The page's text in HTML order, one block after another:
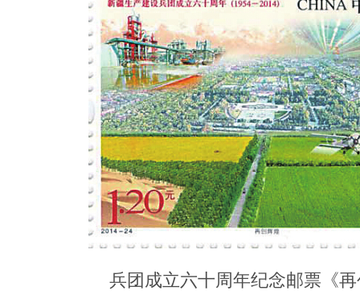
兵团成立六十周年纪念邮票《